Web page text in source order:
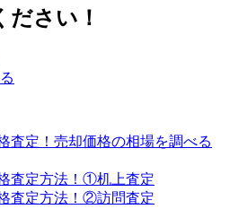
ださい！
査定！売却価格の相場を調べる
査定方法！①机上査定
査定方法！②訪問査定